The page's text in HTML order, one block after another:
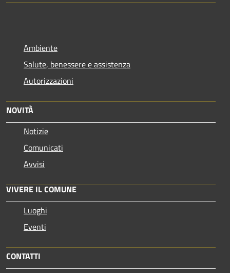
Ambiente
Salute, benessere e assistenza
Autorizzazioni
NOVITÀ
Notizie
Comunicati
Avvisi
VIVERE IL COMUNE
Luoghi
Eventi
CONTATTI